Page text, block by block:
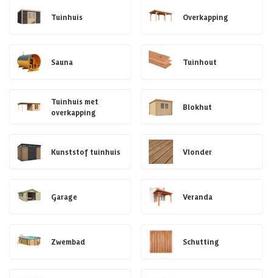
Tuinhuis Overkapping
Sauna Tuinhout
Tuinhuis met
overkapping
Blokhut
Kunststof tuinhuis Vlonder
Garage Veranda
Zwembad Schutting